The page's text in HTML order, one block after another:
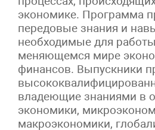
экономике. Программа
передовые знания и
необходимые для
меняющемся мире
финансов. Выпускники
владеющие знаниями в
экономики,
макроэкономики,